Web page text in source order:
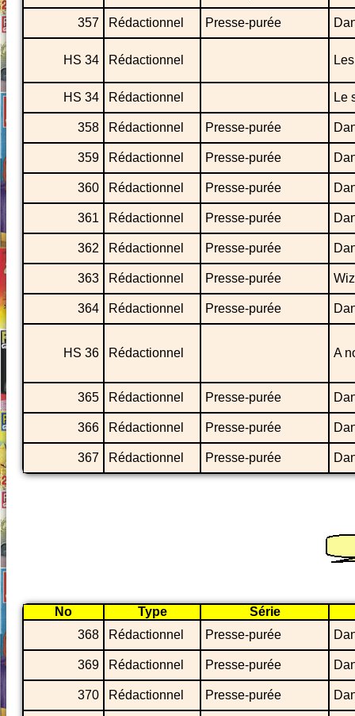
357 Rédactionnel Presse-purée
HS 34 Rédactionnel
HS 34 Rédactionnel Le
358 Rédactionnel Presse-purée
359 Rédactionnel Presse-purée
360 Rédactionnel Presse-purée
361 Rédactionnel Presse-purée
362 Rédactionnel Presse-purée
363 Rédactionnel Presse-purée
364 Rédactionnel Presse-purée
HS 36 Rédactionnel A
365 Rédactionnel Presse-purée
366 Rédactionnel Presse-purée
367 Rédactionnel Presse-purée
No Type
Série
368
Rédactionnel Presse-purée
369 Rédactionnel Presse-purée
370 Rédactionnel Presse-purée